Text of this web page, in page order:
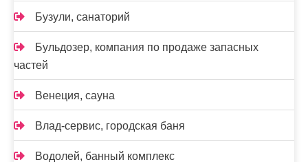
Бузули, санаторий
Бульдозер, компания по продаже запасных
частей
Венеция, сауна
Влад-сервис, городская баня
Водолей, банный комплекс